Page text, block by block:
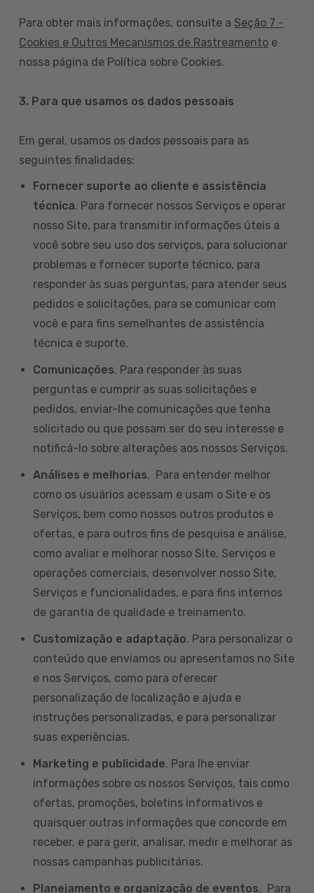
Para obter mais informações, consulte a Seção 7 -
Cookies e Outros Mecanismos de Rastreamento e
nossa página de Política sobre Cookies.
3. Para que usamos os dados pessoais
Em geral, usamos os dados pessoais para as
seguintes finalidades:
Fornecer suporte ao cliente e assistência
técnica. Para fornecer nossos Serviços e operar
nosso Site, para transmitir informações úteis a
você sobre seu uso dos serviços, para solucionar
problemas e fornecer suporte técnico, para
responder às suas perguntas, para atender seus
pedidos e solicitações, para se comunicar com
você e para fins semelhantes de assistência
técnica e suporte.
Comunicações. Para responder às suas
perguntas e cumprir as suas solicitações e
pedidos, enviar-lhe comunicações que tenha
solicitado ou que possam ser do seu interesse e
notificá-lo sobre alterações aos nossos Serviços.
Análises e melhorias. Para entender melhor
como os usuários acessam e usam o Site e os
Serviços, bem como nossos outros produtos e
ofertas, e para outros fins de pesquisa e análise,
como avaliar e melhorar nosso Site, Serviços e
operações comerciais, desenvolver nosso Site,
Serviços e funcionalidades, e para fins internos
de garantia de qualidade e treinamento.
Customização e adaptação. Para personalizar o
conteúdo que enviamos ou apresentamos no Site
e nos Serviços, como para oferecer
personalização de localização e ajuda e
instruções personalizadas, e para personalizar
suas experiências.
Marketing e publicidade. Para lhe enviar
informações sobre os nossos Serviços, tais como
ofertas, promoções, boletins informativos e
quaisquer outras informações que concorde em
receber, e para gerir, analisar, medir e melhorar as
nossas campanhas publicitárias.
Planejamento e organização de eventos. Para